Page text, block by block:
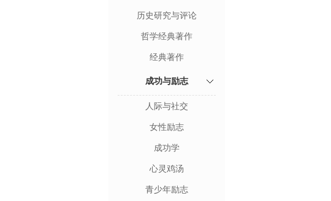
历史研究与评论
哲学经典著作
经典著作
成功与励志
人际与社交
女性励志
成功学
心灵鸡汤
青少年励志